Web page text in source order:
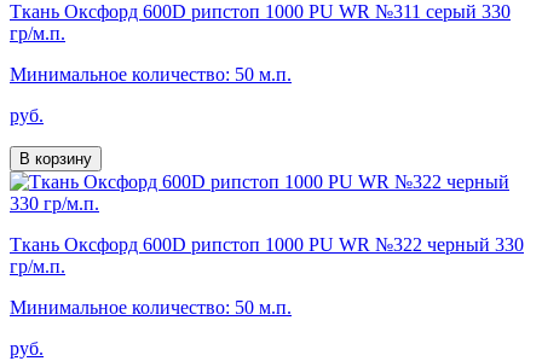
Ткань Оксфорд 600D рипстоп 1000 PU WR №311 серый 330
гр/м.п.
Минимальное количество: 50 м.п.
руб.
В корзину
Ткань Оксфорд 600D рипстоп 1000 PU WR №322 черный 330
гр/м.п.
Минимальное количество: 50 м.п.
руб.